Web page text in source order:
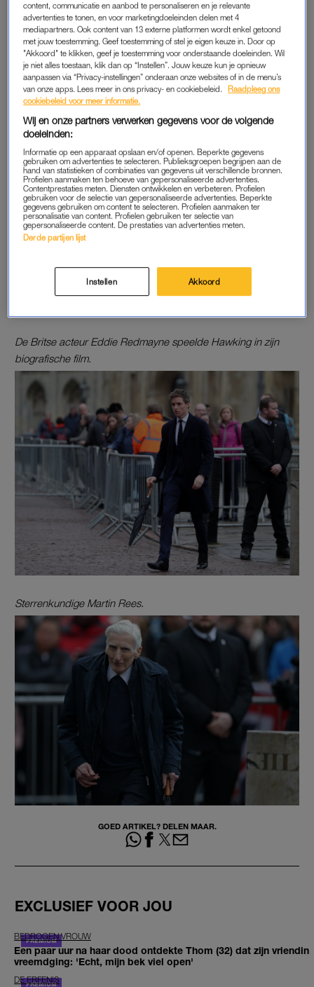
HERDENKING
Ondanks het feit dat Hawking atheïst was, kozen zijn kinderen
voor de universiteitskerk als locatie van de herdenking. Dit
omdat Hawking er het grootste deel van zijn leven doorbracht.
herdenkingsceremonie gepland, waarbij de overblijfselen van
de natuurkundige naast het graf van geleerde Isaac Newton
De Britse acteur Eddie Redmayne speelde Hawking in zijn
biografische film.
Sterrenkundige Martin Rees.
GOED ARTIKEL? DELEN MAAR.
EXCLUSIEF VOOR JOU
BEDROGEN VROUW
Een paar uur na haar dood ontdekte Thom (32) dat zijn vriendin
vreemdging: 'Echt, mijn bek viel open'
DE ERFENIS
content, communicatie en aanbod te personaliseren en je relevante
advertenties te tonen, en voor marketingdoeleinden delen met 4
mediapartners. Ook content van 13 externe platformen wordt enkel getoond
met jouw toestemming. Geef toestemming of stel je eigen keuze in. Door op
"Akkoord" te klikken, geef je toestemming voor onderstaande doeleinden. Wil
je niet alles toestaan, klik dan op “Instellen”. Jouw keuze kun je opnieuw
aanpassen via “Privacy-instellingen” onderaan onze websites of in de menu’s
van onze apps. Lees meer in ons privacy- en cookiebeleid.
Raadpleeg ons
cookiebeleid voor meer informatie.
Wij en onze partners verwerken gegevens voor de volgende
doeleinden:
Informatie op een apparaat opslaan en/of openen. Beperkte gegevens
gebruiken om advertenties te selecteren. Publieksgroepen begrijpen aan de
hand van statistieken of combinaties van gegevens uit verschillende bronnen.
Profielen aanmaken ten behoeve van gepersonaliseerde advertenties.
Contentprestaties meten. Diensten ontwikkelen en verbeteren. Profielen
gebruiken voor de selectie van gepersonaliseerde advertenties. Beperkte
gegevens gebruiken om content te selecteren. Profielen aanmaken ter
personalisatie van content. Profielen gebruiken ter selectie van
gepersonaliseerde content. De prestaties van advertenties meten.
Derde partijen lijst
Instellen Akkoord